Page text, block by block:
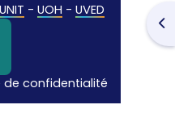
UNIT - UOH - UVED
de confidentialité